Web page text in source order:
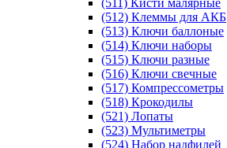
(511) Кисти малярные
(512) Клеммы для АКБ
(513) Ключи баллоные
(514) Ключи наборы
(515) Ключи разные
(516) Ключи свечные
(517) Компрессометры
(518) Крокодилы
(521) Лопаты
(523) Мультиметры
(524) Набор надфилей